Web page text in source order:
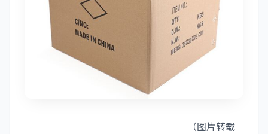
（图片转载